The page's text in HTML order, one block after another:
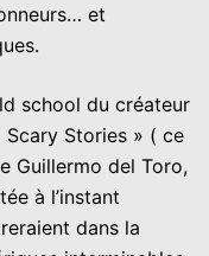
et
school du créateur
Stories » ( ce
Guillermo del Toro,
à l’instant
dans la